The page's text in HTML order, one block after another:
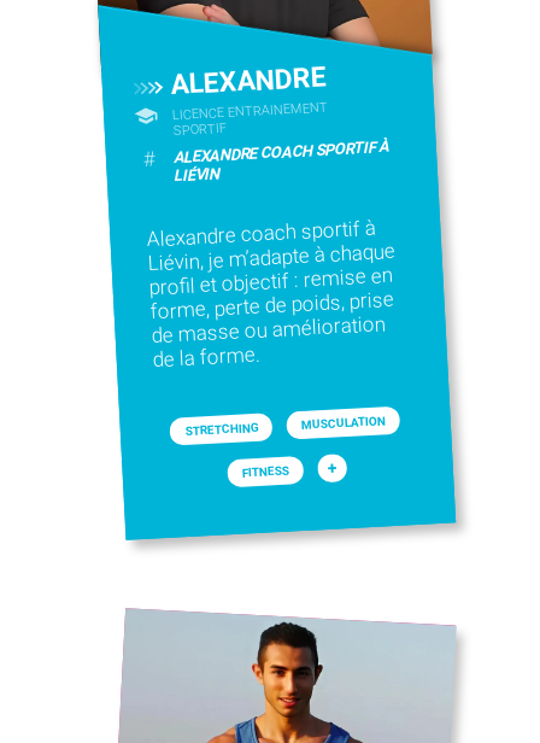
ALEXANDRE
LICENCE ENTRAINEMENT
SPORTIF
# ALEXANDRE COACH SPORTIF À
LIÉVIN
Alexandre coach sportif à
Liévin, je m’adapte à chaque
profil et objectif : remise en
forme, perte de poids, prise
de masse ou amélioration
de la forme.
STRETCHING MUSCULATION
FITNESS +